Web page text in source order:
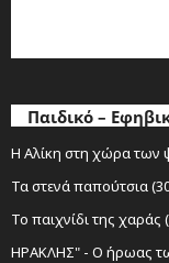
Παιδικό –
Η Αλίκη στη χώρα των
Τα στενά παπούτσια
Το παιχνίδι της χαράς
ΗΡΑΚΛΗΣ" - Ο ήρωας